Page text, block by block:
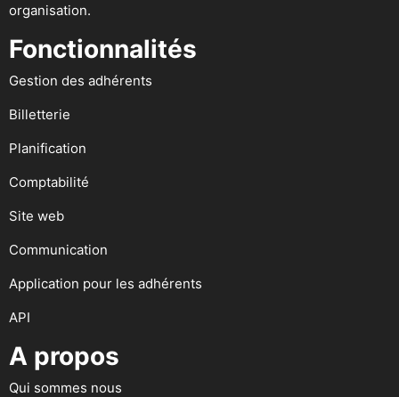
organisation.
Fonctionnalités
Gestion des adhérents
Billetterie
Planification
Comptabilité
Site web
Communication
Application pour les adhérents
API
A propos
Qui sommes nous